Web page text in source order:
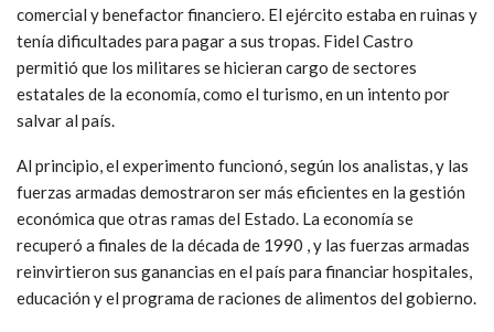
comercial y benefactor financiero. El ejército estaba en ruinas y
tenía dificultades para pagar a sus tropas. Fidel Castro
permitió que los militares se hicieran cargo de sectores
estatales de la economía, como el turismo, en un intento por
salvar al país.
Al principio, el experimento funcionó, según los analistas, y las
fuerzas armadas demostraron ser más eficientes en la gestión
económica que otras ramas del Estado. La economía se
recuperó a finales de la década de 1990 , y las fuerzas armadas
reinvirtieron sus ganancias en el país para financiar hospitales,
educación y el programa de raciones de alimentos del gobierno.